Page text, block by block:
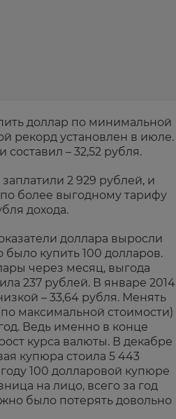
доллар по минимальной
рекорд установлен в июле.
– 32,52 рубля.
2 929 рублей, и
более выгодному тарифу
дохода.
доллара выросли
купить 100 долларов.
через месяц, выгода
237 рублей. В январе 2014
– 33,64 рубля. Менять
максимальной стоимости)
Ведь именно в конце
курса валюты. В декабре
купюра стоила 5 443
100 долларовой купюре
на лицо, всего за год
было потерять довольно